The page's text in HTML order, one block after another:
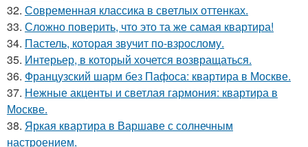
32. Современная классика в светлых оттенках.
33. Сложно поверить, что это та же самая квартира!
34. Пастель, которая звучит по-взрослому.
35. Интерьер, в который хочется возвращаться.
36. Французский шарм без Пафоса: квартира в Москве.
37. Нежные акценты и светлая гармония: квартира в
Москве.
38. Яркая квартира в Варшаве с солнечным
настроением.